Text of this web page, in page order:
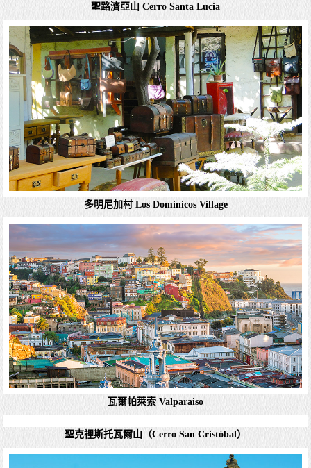
聖地牙哥 Santiago de chile
聖地亞哥（西班牙語：Santiago；或譯聖雅各[3]），也稱為
聖地亞哥-德智利（西班牙語：Santiago de Chile；意為「智
利的聖地亞哥」），是智利的首都和最大城市，也是聖地亞
哥首都大區的...
詳細資料
聖路濟亞山 Cerro Santa Lucia
聖路濟亞山 Cerro Santa Lucia
聖路濟亞山為智利著名的風景區，山高230米，為錐形山
崗。與其說聖路濟亞山是一座山，不如說是一個依山建築、
精巧別致的花園。山腳下的入口處有深紅色宮殿式大門，附
近矗立著一座印第安反殖民統治戰爭中的英雄的塑...
詳細資料
多明尼加村 Los Dominicos Village
多明尼加村 Los Dominicos Village
是一個在智利聖地亞哥遺產區，多明尼加教堂旁著名的工藝
品市場，是觀光客購物的好去處。販賣各類傳統商品包括皮
革、木雕工藝、繪畫作品、炊具、珠寶首飾、寵物、花卉、
瓦爾帕萊索 Valparaiso